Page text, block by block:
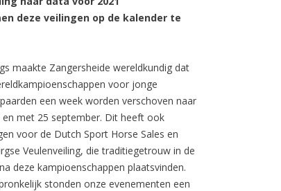
deze veilingen op de kalender te
maakte Zangersheide wereldkundig dat
voor jonge
een week worden verschoven naar
met 25 september. Dit heeft ook
voor de Dutch Sport Horse Sales en
Veulenveiling, die traditiegetrouw in de
deze kampioenschappen plaatsvinden.
stonden onze evenementen een